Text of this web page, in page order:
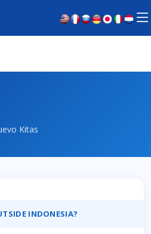
Kitas
INDONESIA?